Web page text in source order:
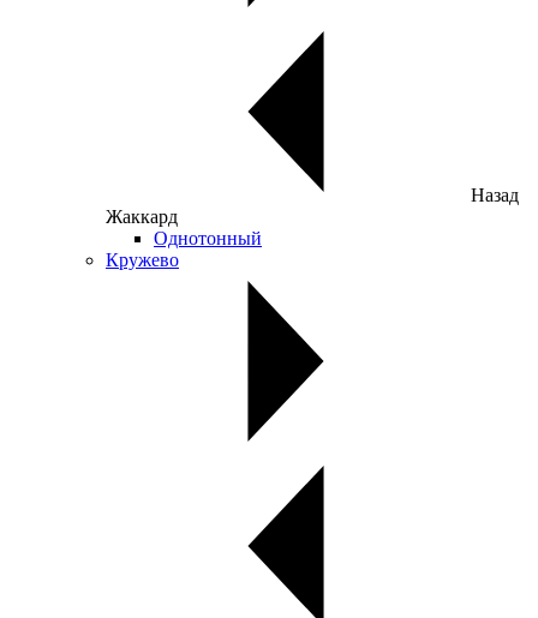
Назад
Жаккард
Однотонный
Кружево